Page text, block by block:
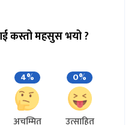
कस्तो महसुस भयो ?
4%
अचम्मित
0%
उत्साहित